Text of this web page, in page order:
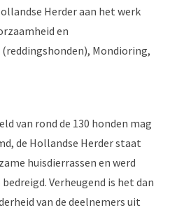
Herder aan het werk
en
Mondioring,
van rond de 130 honden mag
de Hollandse Herder staat
huisdierrassen en werd
Verheugend is het dan
van de deelnemers uit